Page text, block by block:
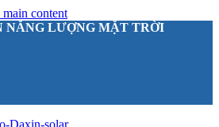
content
NĂNG LƯỢNG MẶT TRỜI